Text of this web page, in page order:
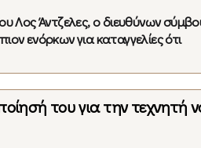
Λος Άντζελες, ο διευθύνων
ενόρκων για καταγγελίες ότι
του για την τεχνητή